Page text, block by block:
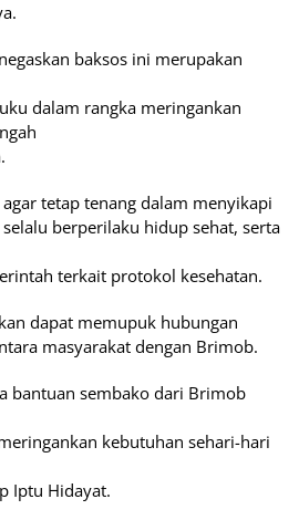
baksos ini merupakan
dalam rangka meringankan
tetap tenang dalam menyikapi
berperilaku hidup sehat, serta
terkait protokol kesehatan.
dapat memupuk hubungan
masyarakat dengan Brimob.
bantuan sembako dari Brimob
kebutuhan sehari-hari
Iptu Hidayat.